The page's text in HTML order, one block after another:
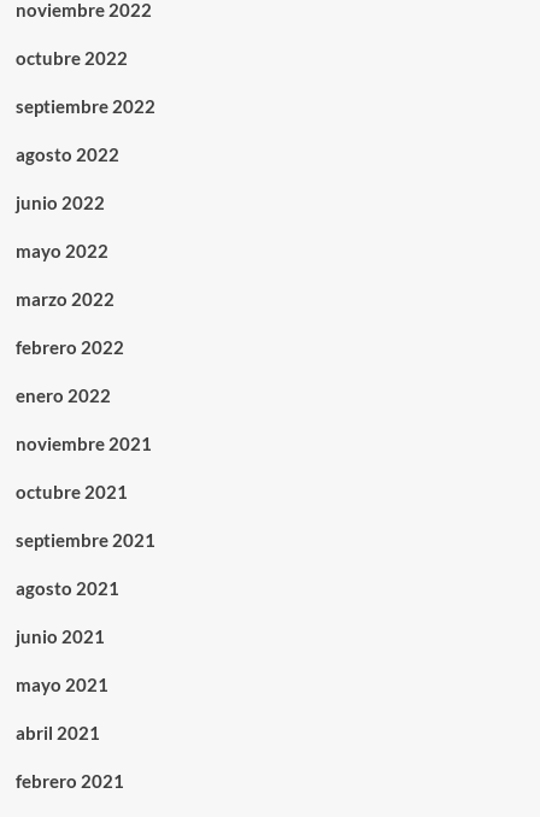
noviembre 2022
octubre 2022
septiembre 2022
agosto 2022
junio 2022
mayo 2022
marzo 2022
febrero 2022
enero 2022
noviembre 2021
octubre 2021
septiembre 2021
agosto 2021
junio 2021
mayo 2021
abril 2021
febrero 2021